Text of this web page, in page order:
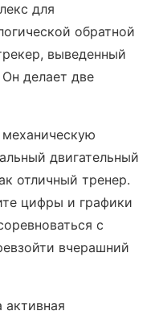
для
обратной
выведенный
делает две
двигательный
отличный тренер.
цифры и графики
с
вчерашний
активная